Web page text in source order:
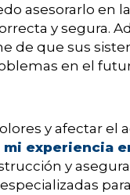
asesorarlo en
y segura.
de que sus
en el
y afectar el
mi experiencia
y